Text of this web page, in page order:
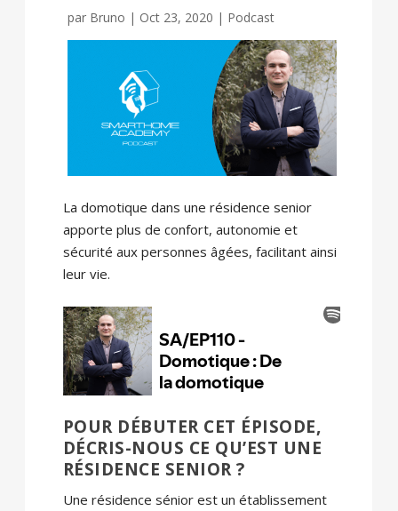
par Bruno | Oct 23, 2020 | Podcast
La domotique dans une résidence senior
apporte plus de confort, autonomie et
sécurité aux personnes âgées, facilitant ainsi
leur vie.
POUR DÉBUTER CET ÉPISODE,
DÉCRIS-NOUS CE QU’EST UNE
RÉSIDENCE SENIOR ?
Une résidence sénior est un établissement